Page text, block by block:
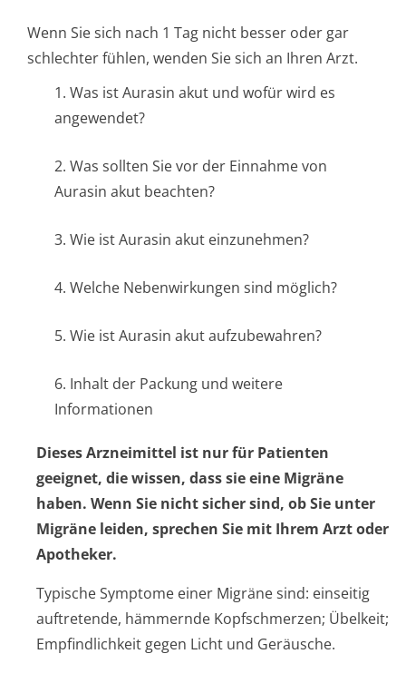
Wenn Sie sich nach 1 Tag nicht besser oder gar
schlechter fühlen, wenden Sie sich an Ihren Arzt.
1. Was ist Aurasin akut und wofür wird es
angewendet?
2. Was sollten Sie vor der Einnahme von
Aurasin akut beachten?
3. Wie ist Aurasin akut einzunehmen?
4. Welche Nebenwirkungen sind möglich?
5. Wie ist Aurasin akut aufzubewahren?
6. Inhalt der Packung und weitere
Informationen
Dieses Arzneimittel ist nur für Patienten
geeignet, die wissen, dass sie eine Migräne
haben. Wenn Sie nicht sicher sind, ob Sie unter
Migräne leiden, sprechen Sie mit Ihrem Arzt oder
Apotheker.
Typische Symptome einer Migräne sind: einseitig
auftretende, hämmernde Kopfschmerzen; Übelkeit;
Empfindlichkeit gegen Licht und Geräusche.